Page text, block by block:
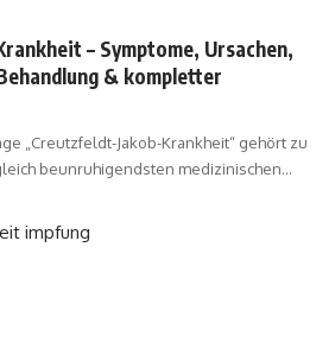
– Symptome, Ursachen,
& kompletter
„Creutzfeldt-Jakob-Krankheit“ gehört zu
beunruhigendsten medizinischen…